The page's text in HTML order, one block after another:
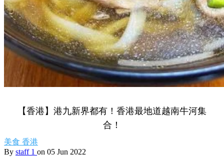
【香港】港九新界都有！香港最地道越南牛河集
合！
美食 香港
By staff 1 on 05 Jun 2022